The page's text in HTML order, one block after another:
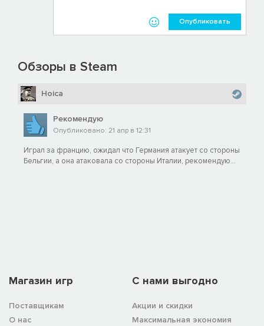
Опубликовать
Обзоры в Steam
Hoica
Рекомендую
Опубликовано: 21 апр в 12:31
Играл за францию, ожидал что Германия атакует со стороны
Бельгии, а она атаковала со стороны Италии, рекомендую...
Магазин игр
Поставщикам
О нас
C нами выгодно
Акции и скидки
Максимальная экономия